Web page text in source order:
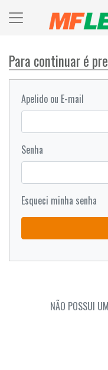
Para continuar é
Apelido ou E-mail
Senha
Esqueci minha senha
NÃO POSSUI